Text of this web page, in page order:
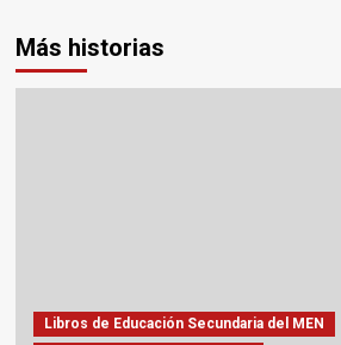
Más historias
Libros de Educación Secundaria del MEN